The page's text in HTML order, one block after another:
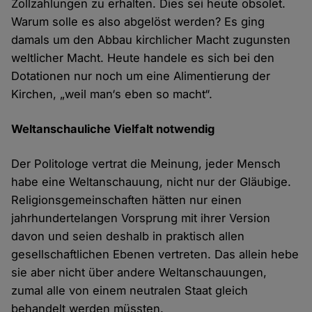
Zollzahlungen zu erhalten. Dies sei heute obsolet.
Warum solle es also abgelöst werden? Es ging
damals um den Abbau kirchlicher Macht zugunsten
weltlicher Macht. Heute handele es sich bei den
Dotationen nur noch um eine Alimentierung der
Kirchen, „weil man‘s eben so macht“.
Weltanschauliche Vielfalt notwendig
Der Politologe vertrat die Meinung, jeder Mensch
habe eine Weltanschauung, nicht nur der Gläubige.
Religionsgemeinschaften hätten nur einen
jahrhundertelangen Vorsprung mit ihrer Version
davon und seien deshalb in praktisch allen
gesellschaftlichen Ebenen vertreten. Das allein hebe
sie aber nicht über andere Weltanschauungen,
zumal alle von einem neutralen Staat gleich
behandelt werden müssten.